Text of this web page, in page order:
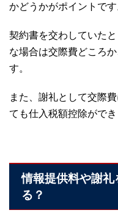
かどうかがポイントです
契約書を交わしていた
な場合は交際費どころ
す。
また、謝礼として交際
ても仕入税額控除ができ
情報提供料や謝
る？